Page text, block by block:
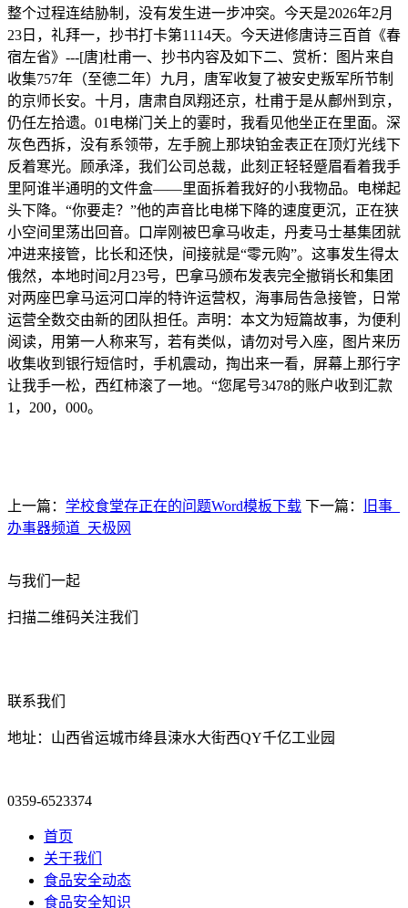
整个过程连结胁制，没有发生进一步冲突。今天是2026年2月
23日，礼拜一，抄书打卡第1114天。今天进修唐诗三百首《春
宿左省》---[唐]杜甫一、抄书内容及如下二、赏析：图片来自
收集757年（至德二年）九月，唐军收复了被安史叛军所节制
的京师长安。十月，唐肃自凤翔还京，杜甫于是从鄜州到京，
仍任左拾遗。01电梯门关上的霎时，我看见他坐正在里面。深
灰色西拆，没有系领带，左手腕上那块铂金表正在顶灯光线下
反着寒光。顾承泽，我们公司总裁，此刻正轻轻蹙眉看着我手
里阿谁半通明的文件盒——里面拆着我好的小我物品。电梯起
头下降。“你要走？”他的声音比电梯下降的速度更沉，正在狭
小空间里荡出回音。口岸刚被巴拿马收走，丹麦马士基集团就
冲进来接管，比长和还快，间接就是“零元购”。这事发生得太
俄然，本地时间2月23号，巴拿马颁布发表完全撤销长和集团
对两座巴拿马运河口岸的特许运营权，海事局告急接管，日常
运营全数交由新的团队担任。声明：本文为短篇故事，为便利
阅读，用第一人称来写，若有类似，请勿对号入座，图片来历
收集收到银行短信时，手机震动，掏出来一看，屏幕上那行字
让我手一松，西红柿滚了一地。“您尾号3478的账户收到汇款
1，200，000。
上一篇： 学校食堂存正在的问题Word模板下载 下一篇：
旧事_
办事器频道_天极网
与我们一起
扫描二维码关注我们
联系我们
地址：山西省运城市绛县涑水大街西QY千亿工业园
0359-6523374
首页
关于我们
食品安全动态
食品安全知识